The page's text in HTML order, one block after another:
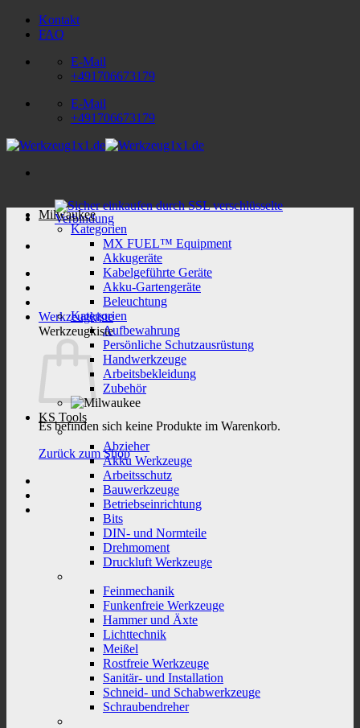
Zum
Inhalt
Kontakt
FAQ
E-Mail
+491706673179
E-Mail
+491706673179
Werkzeugkiste
Werkzeugkiste
Es befinden sich keine Produkte im Warenkorb.
Zurück zum Shop
Milwaukee
Kategorien
MX FUEL™ Equipment
Akkugeräte
Kabelgeführte Geräte
Akku-Gartengeräte
Beleuchtung
Kategorien
Aufbewahrung
Persönliche Schutzausrüstung
Handwerkzeuge
Arbeitsbekleidung
Zubehör
KS Tools
Abzieher
Akku Werkzeuge
Arbeitsschutz
Bauwerkzeuge
Betriebseinrichtung
Bits
DIN- und Normteile
Drehmoment
Druckluft Werkzeuge
Feinmechanik
Funkenfreie Werkzeuge
Hammer und Äxte
Lichttechnik
Meißel
Rostfreie Werkzeuge
Sanitär- und Installation
Schneid- und Schabwerkzeuge
Schraubendreher